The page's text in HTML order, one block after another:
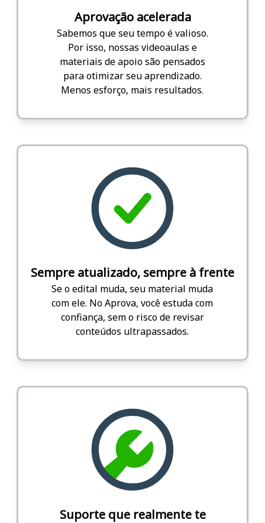
Aprovação acelerada
Sabemos que seu tempo é valioso.
Por isso, nossas videoaulas e
materiais de apoio são pensados
para otimizar seu aprendizado.
Menos esforço, mais resultados.
Sempre atualizado, sempre à frente
Se o edital muda, seu material muda
com ele. No Aprova, você estuda com
confiança, sem o risco de revisar
conteúdos ultrapassados.
Suporte que realmente te